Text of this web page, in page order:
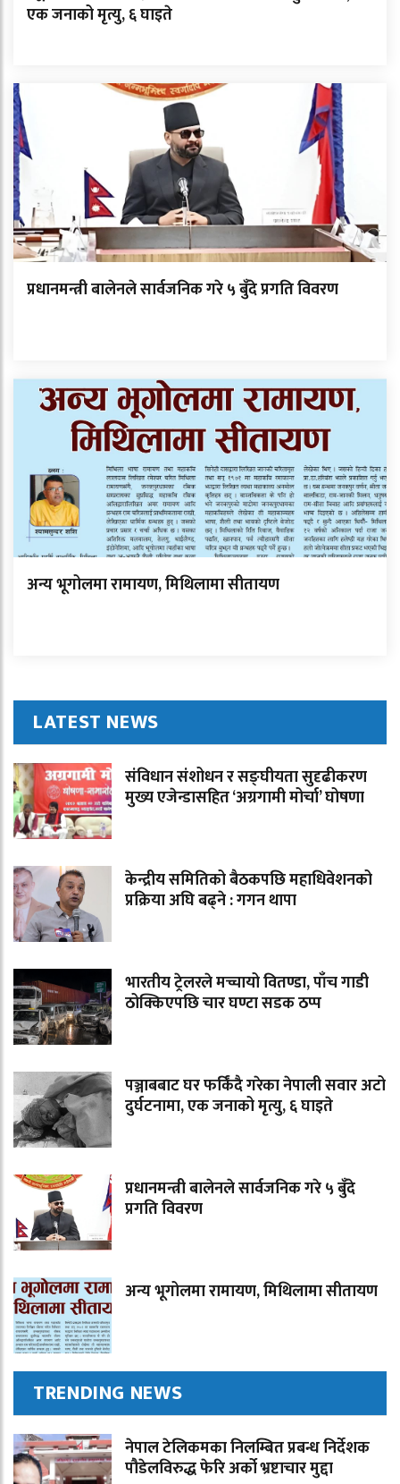
एक जनाको मृत्यु, ६ घाइते
प्रधानमन्त्री बालेनले सार्वजनिक गरे ५ बुँदे प्रगति विवरण
अन्य भूगोलमा रामायण, मिथिलामा सीतायण
LATEST NEWS
संविधान संशोधन र सङ्घीयता सुदृढीकरण
मुख्य एजेन्डासहित ‘अग्रगामी मोर्चा’ घोषणा
केन्द्रीय समितिको बैठकपछि महाधिवेशनको
प्रक्रिया अघि बढ्ने : गगन थापा
भारतीय ट्रेलरले मच्चायो वितण्डा, पाँच गाडी
ठोक्किएपछि चार घण्टा सडक ठप्प
पञ्जाबबाट घर फर्किंदै गरेका नेपाली सवार अटो
दुर्घटनामा, एक जनाको मृत्यु, ६ घाइते
प्रधानमन्त्री बालेनले सार्वजनिक गरे ५ बुँदे
प्रगति विवरण
अन्य भूगोलमा रामायण, मिथिलामा सीतायण
TRENDING NEWS
नेपाल टेलिकमका निलम्बित प्रबन्ध निर्देशक
पौडेलविरुद्ध फेरि अर्को भ्रष्टाचार मुद्दा